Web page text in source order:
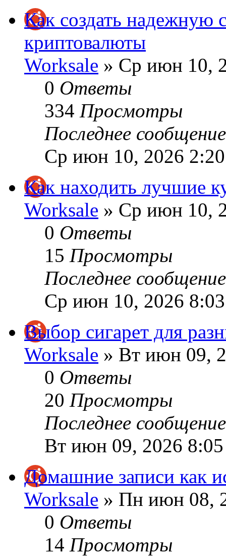
Как создать надежную
криптовалюты
Worksale » Ср июн 10,
0 Ответы
334 Просмотры
Последнее
Ср июн 10, 2026
Как находить лучшие
Worksale » Ср июн 10,
0 Ответы
15 Просмотры
Последнее
Ср июн 10, 2026
Выбор сигарет для
Worksale » Вт июн 09,
0 Ответы
20 Просмотры
Последнее
Вт июн 09, 2026
Домашние записи как
Worksale » Пн июн 08,
0 Ответы
14 Просмотры